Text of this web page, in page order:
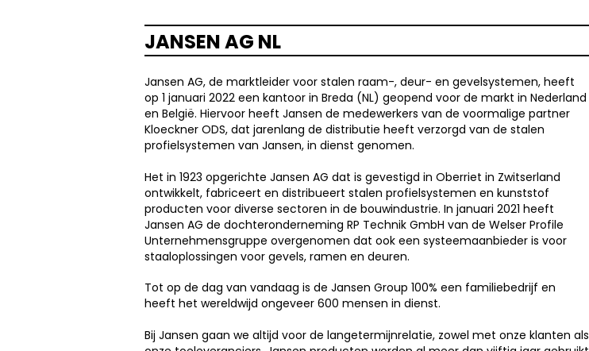
JANSEN AG NL
Jansen AG, de marktleider voor stalen raam-, deur- en gevelsystemen, heeft
op 1 januari 2022 een kantoor in Breda (NL) geopend voor de markt in Nederland
en België. Hiervoor heeft Jansen de medewerkers van de voormalige partner
Kloeckner ODS, dat jarenlang de distributie heeft verzorgd van de stalen
profielsystemen van Jansen, in dienst genomen.
Het in 1923 opgerichte Jansen AG dat is gevestigd in Oberriet in Zwitserland
ontwikkelt, fabriceert en distribueert stalen profielsystemen en kunststof
producten voor diverse sectoren in de bouwindustrie. In januari 2021 heeft
Jansen AG de dochteronderneming RP Technik GmbH van de Welser Profile
Unternehmensgruppe overgenomen dat ook een systeemaanbieder is voor
staaloplossingen voor gevels, ramen en deuren.
Tot op de dag van vandaag is de Jansen Group 100% een familiebedrijf en
heeft het wereldwijd ongeveer 600 mensen in dienst.
Bij Jansen gaan we altijd voor de langetermijnrelatie, zowel met onze klanten als